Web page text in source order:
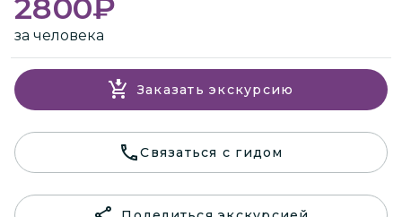
2800₽
за человека
Заказать экскурсию
Связаться с гидом